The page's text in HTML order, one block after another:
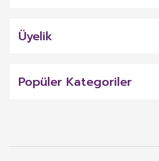
Üyelik
Popüler Kategoriler